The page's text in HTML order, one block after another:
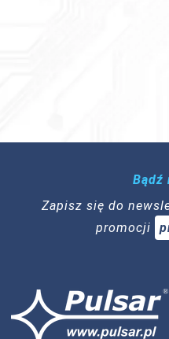
Bądź
Zapisz się do
promocji